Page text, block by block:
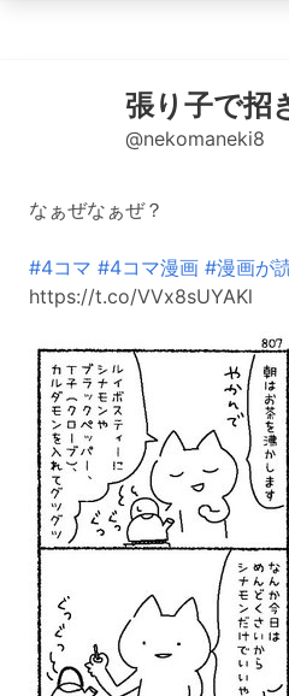
張り子で招
@nekomaneki8
なぁぜなぁぜ？
#4コマ #4コマ漫画 #漫画が
https://t.co/VVx8sUYAKl